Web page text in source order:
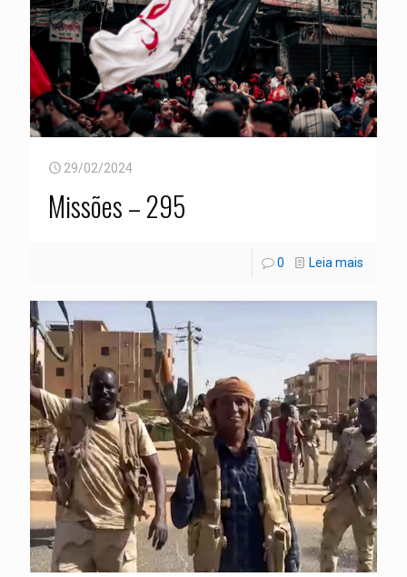
29/02/2024
Missões – 295
0 Leia mais